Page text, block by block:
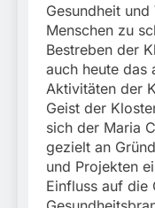
Gesundheit
Menschen zu
Bestreben der
auch heute das
Aktivitäten der
Geist der
sich der Maria
gezielt an
und Projekten
Einfluss auf die